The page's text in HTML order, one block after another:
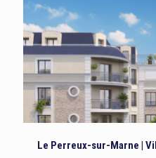
Le Perreux-sur-Marne |